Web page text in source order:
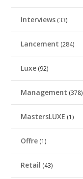
Interviews (33)
Lancement (284)
Luxe (92)
Management (378)
MastersLUXE (1)
Offre (1)
Retail (43)